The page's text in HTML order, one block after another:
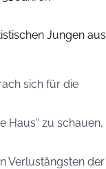
Jungen aus
sich für die
Haus“ zu schauen,
Verlustängsten der